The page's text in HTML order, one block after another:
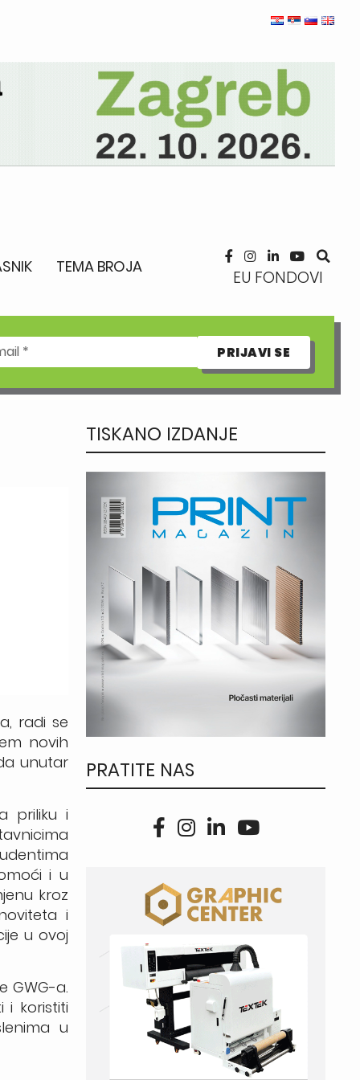
TEMA BROJA
EU FONDOVI
radi se
novih
unutar
priliku i
i u
kroz
i
u ovoj
GWG-a.
i koristiti
u
TISKANO IZDANJE
PRATITE NAS